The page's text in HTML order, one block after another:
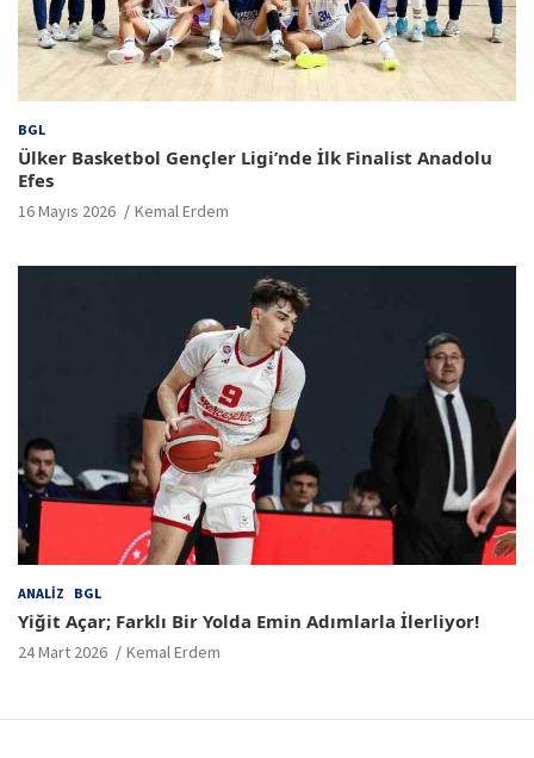
BGL
Ülker Basketbol Gençler Ligi’nde İlk Finalist Anadolu
Efes
16 Mayıs 2026 Kemal Erdem
ANALIZ BGL
Yiğit Açar; Farklı Bir Yolda Emin Adımlarla İlerliyor!
24 Mart 2026 Kemal Erdem